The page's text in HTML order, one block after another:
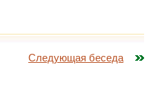
Следующая беседа